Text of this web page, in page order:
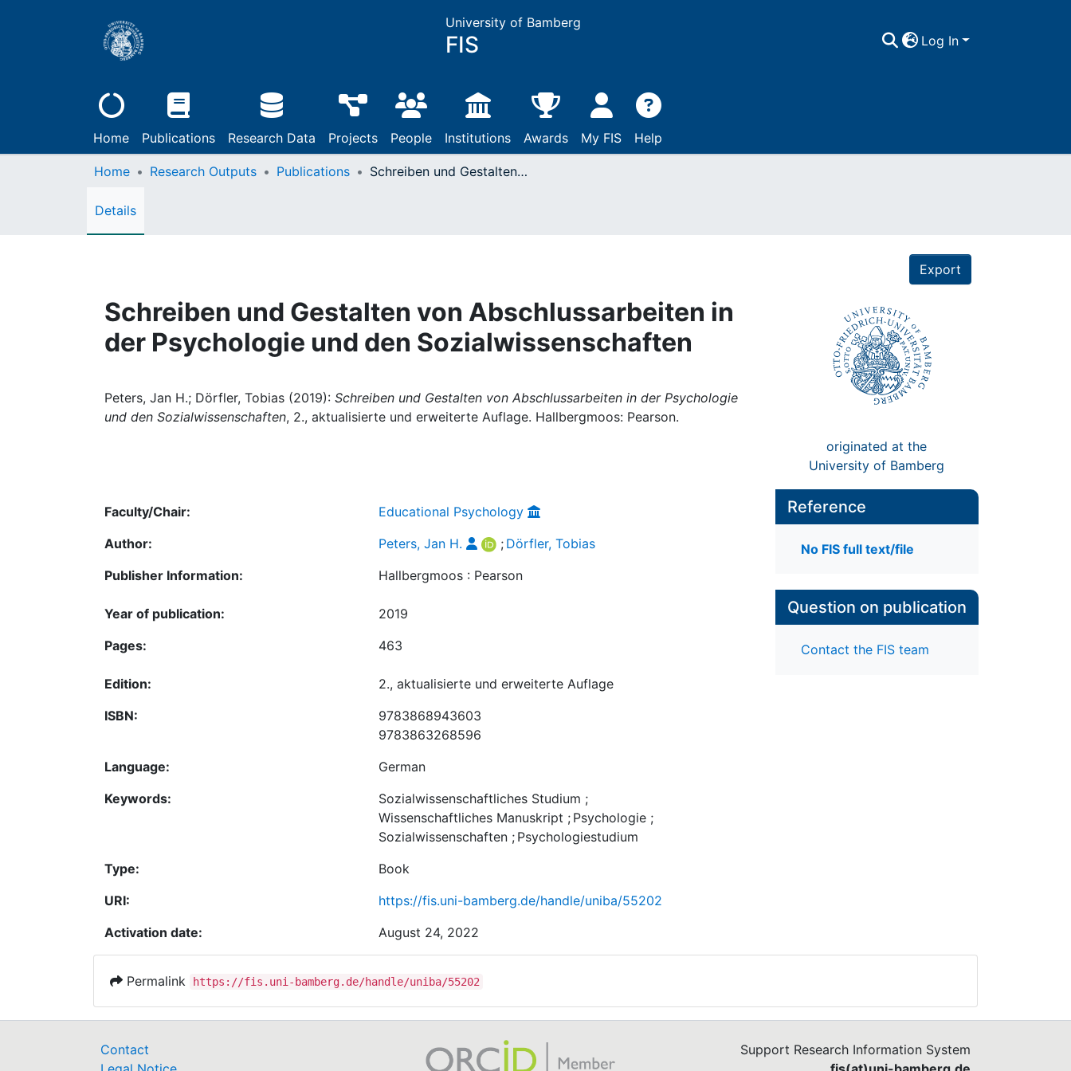
University of Bamberg
FIS Log In
Home Publications Research Data Projects People Institutions Awards My FIS Help
Home Research Outputs Publications Schreiben und Gestalten von Abschlussarbeiten in der Psychologie und den Sozialwissenschaften
Details
Export
Schreiben und Gestalten von Abschlussarbeiten in
der Psychologie und den Sozialwissenschaften
Peters, Jan H.; Dörfler, Tobias (2019): Schreiben und Gestalten von Abschlussarbeiten in der Psychologie
und den Sozialwissenschaften, 2., aktualisierte und erweiterte Auflage. Hallbergmoos: Pearson.
originated at the
University of Bamberg
Faculty/Chair:
Educational Psychology
Author:
Peters, Jan H. ; Dörfler, Tobias
Publisher Information:
Hallbergmoos : Pearson
Year of publication:
2019
Pages:
463
Edition:
2., aktualisierte und erweiterte Auflage
ISBN:
9783868943603
9783863268596
Language:
German
Keywords:
Sozialwissenschaftliches Studium ;
Wissenschaftliches Manuskript ; Psychologie ;
Sozialwissenschaften ; Psychologiestudium
Type:
Book
URI:
https://fis.uni-bamberg.de/handle/uniba/55202
Activation date:
August 24, 2022
Reference
No FIS full text/file
Question on publication
Contact the FIS team
Permalink https://fis.uni-bamberg.de/handle/uniba/55202
Contact
Support Research Information System